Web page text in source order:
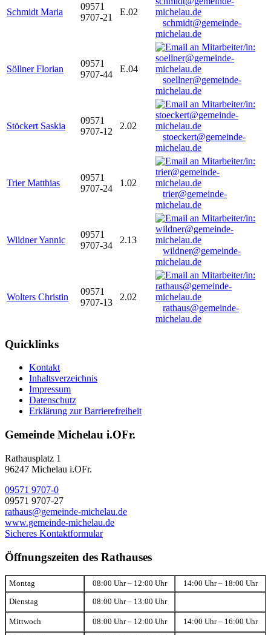
Schmidt Maria
09571
9707-21
E.02
schmidt@gemeinde-
michelau.de
Söllner Florian
09571
9707-44
E.04
soellner@gemeinde-
michelau.de
Stöckert Saskia
09571
9707-12
2.02
stoeckert@gemeinde-
michelau.de
Trier Matthias
09571
9707-24
1.02
trier@gemeinde-
michelau.de
Wildner Yannic
09571
9707-34
2.13
wildner@gemeinde-
michelau.de
Wolters Christin
09571
9707-13
2.02
rathaus@gemeinde-
michelau.de
Quicklinks
Kontakt
Inhaltsverzeichnis
Impressum
Datenschutz
Erklärung zur Barrierefreiheit
Gemeinde Michelau i.OFr.
Rathausplatz 1
96247 Michelau i.OFr.
09571 9707-0
09571 9707-27
rathaus@gemeinde-michelau.de
www.gemeinde-michelau.de
Sicheres Kontaktformular
Öffnungszeiten des Rathauses
Montag 08:00 Uhr – 12:00 Uhr 14:00 Uhr – 18:00 Uhr
Dienstag 08:00 Uhr – 13:00 Uhr
Mittwoch 08:00 Uhr – 12:00 Uhr 14:00 Uhr – 16:00 Uhr